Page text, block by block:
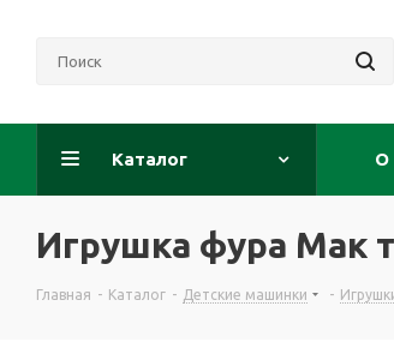
Каталог О
Игрушка фура Мак
Главная - Каталог - Детские машинки -